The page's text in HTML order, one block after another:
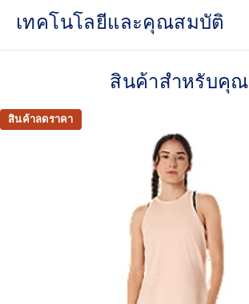
เทคโนโลยีและคุณสมบัติ
Hanger loop on the back neck interior.
Silicone print branding on the sleeve.
87% Polyester, 13% Spandex
สินค้าสำหรับคุณ
สินค้าลดราคา